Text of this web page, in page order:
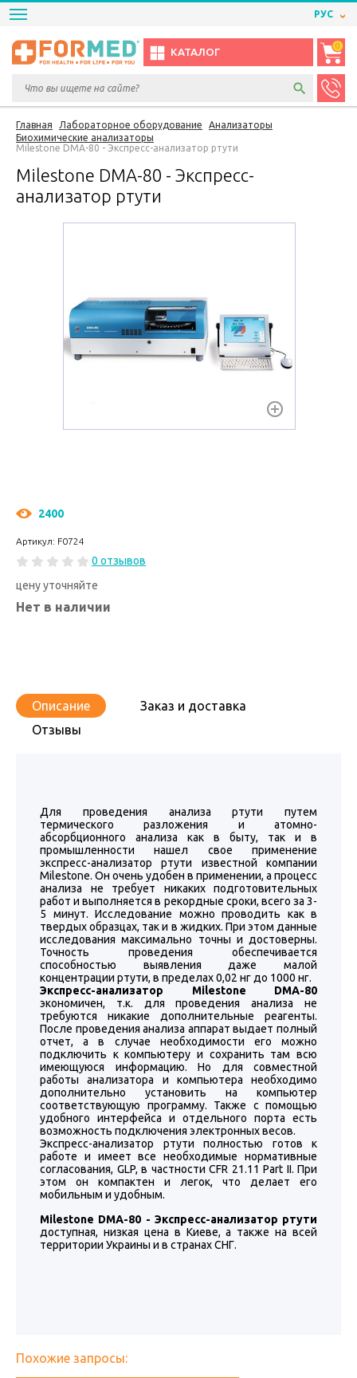
РУС
КАТАЛОГ
0
Главная Лабораторное оборудование
Анализаторы
Биохимические анализаторы
Milestone DMA-80 - Экспресс-анализатор ртути
Milestone DMA-80 - Экспресс-
анализатор ртути
2400
Артикул: F0724
0 отзывов
цену уточняйте
Нет в наличии
Описание
Заказ и доставка
Отзывы
Для проведения анализа ртути путем
термического разложения и атомно-
абсорбционного анализа как в быту, так и в
промышленности нашел свое применение
экспресс-анализатор ртути известной компании
Milestone. Он очень удобен в применении, а процесс
анализа не требует никаких подготовительных
работ и выполняется в рекордные сроки, всего за 3-
5 минут. Исследование можно проводить как в
твердых образцах, так и в жидких. При этом данные
исследования максимально точны и достоверны.
Точность проведения обеспечивается
способностью выявления даже малой
концентрации ртути, в пределах 0,02 нг до 1000 нг.
Экспресс-анализатор Milestone DMA-80
экономичен, т.к. для проведения анализа не
требуются никакие дополнительные реагенты.
После проведения анализа аппарат выдает полный
отчет, а в случае необходимости его можно
подключить к компьютеру и сохранить там всю
имеющуюся информацию. Но для совместной
работы анализатора и компьютера необходимо
дополнительно установить на компьютер
соответствующую программу. Также с помощью
удобного интерфейса и отдельного порта есть
возможность подключения электронных весов.
Экспресс-анализатор ртути полностью готов к
работе и имеет все необходимые нормативные
согласования, GLP, в частности CFR 21.11 Part II. При
этом он компактен и легок, что делает его
мобильным и удобным.
Milestone DMA-80 - Экспресс-анализатор ртути
доступная, низкая цена в Киеве, а также на всей
территории Украины и в странах СНГ.
Похожие запросы: